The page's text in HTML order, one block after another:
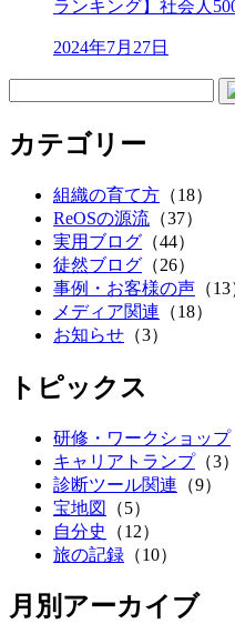
ランキング】社会人
2024年7月27日
カテゴリー
組織の育て方 （18）
ReOSの源流 （37）
実用ブログ （44）
徒然ブログ （26）
事例・お客様の声 （13
メディア関連 （18）
お知らせ （3）
トピックス
研修・ワークショップ
キャリアトランプ（3）
診断ツール関連 （9）
宝地図
（5）
自分史
（12）
旅の記録 （10）
月別アーカイブ